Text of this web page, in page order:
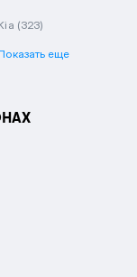
(323)
еще